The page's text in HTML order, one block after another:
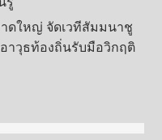
ดใหญ่ จัดเวทีสัมมนาชู
อาวุธท้องถิ่นรับมือวิกฤติ